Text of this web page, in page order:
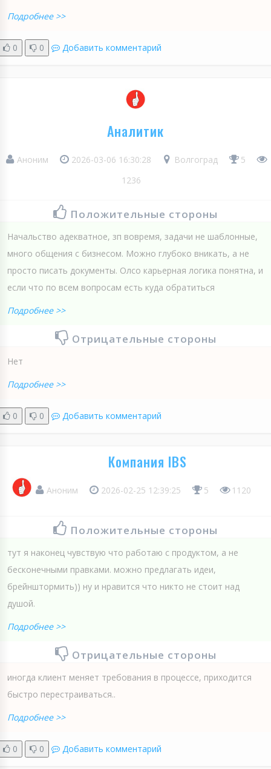
Подробнее >>
0 0 Добавить комментарий
Аналитик
Аноним 2026-03-06 16:30:28 Волгоград
5
1236
Положительные стороны
Начальство адекватное, зп вовремя, задачи не шаблонные,
много общения с бизнесом. Можно глубоко вникать, а не
просто писать документы. Олсо карьерная логика понятна, и
если что по всем вопросам есть куда обратиться
Подробнее >>
Отрицательные стороны
Нет
Подробнее >>
0 0 Добавить комментарий
Компания IBS
Аноним 2026-02-25 12:39:25 5 1120
Положительные стороны
тут я наконец чувствую что работаю с продуктом, а не
бесконечными правками. можно предлагать идеи,
брейнштормить)) ну и нравится что никто не стоит над
душой.
Подробнее >>
Отрицательные стороны
иногда клиент меняет требования в процессе, приходится
быстро перестраиваться..
Подробнее >>
0 0 Добавить комментарий